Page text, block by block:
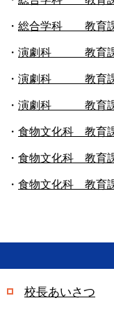
・ 総合学科 教育課
・ 演劇科 教育課
・ 演劇科 教育課
・ 演劇科 教育課
・ 食物文化科 教育
・ 食物文化科 教育
・ 食物文化科 教育
校長あいさつ